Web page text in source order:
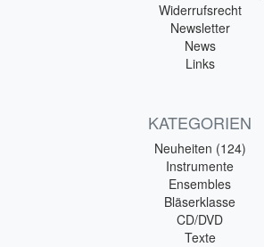
Widerrufsrecht
Newsletter
News
Links
KATEGORIEN
Neuheiten (124)
Instrumente
Ensembles
Bläserklasse
CD/DVD
Texte